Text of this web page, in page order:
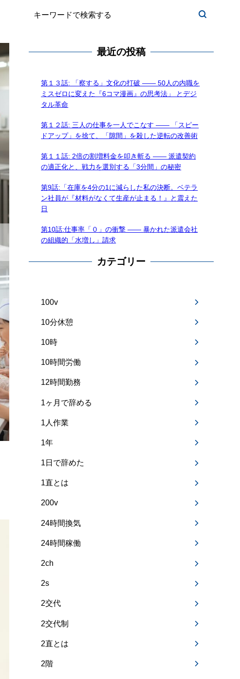
最近の投稿
第１３話: 「察する」文化の打破 —— 50人の内職を
ミスゼロに変えた『6コマ漫画』の思考法」 とデジ
タル革命
第１２話: 三人の仕事を一人でこなす —— 「スピー
ドアップ」を捨て、「隙間」を殺した逆転の改善術
第１１話: 2倍の割増料金を叩き斬る —— 派遣契約
の適正化と、戦力を選別する「3分間」の秘密
第9話:「在庫を4分の1に減らした私の決断。ベテラ
ン社員が『材料がなくて生産が止まる！』と震えた
日
第10話:仕事率「０」の衝撃 —— 暴かれた派遣会社
の組織的「水増し」請求
カテゴリー
100v
10分休憩
10時
10時間労働
12時間勤務
1ヶ月で辞める
1人作業
1年
1日で辞めた
1直とは
200v
24時間換気
24時間稼働
2ch
2s
2交代
2交代制
2直とは
2階